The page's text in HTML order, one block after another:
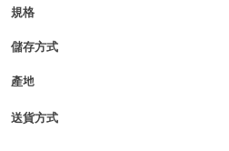
規格
儲存方式
產地
送貨方式